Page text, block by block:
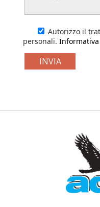
Autorizzo il
personali. Informativa